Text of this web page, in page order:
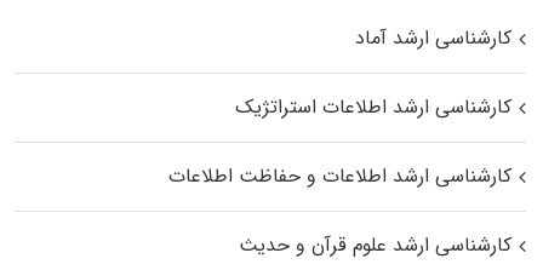
کارشناسی ارشد آماد
کارشناسی ارشد اطلاعات استراتژیک
کارشناسی ارشد اطلاعات و حفاظت اطلاعات
کارشناسی ارشد علوم قرآن و حدیث